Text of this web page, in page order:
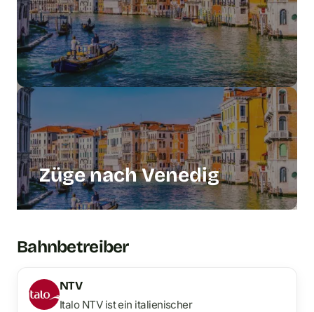
Züge nach Venedig
Bahnbetreiber
NTV
Italo NTV ist ein italienischer